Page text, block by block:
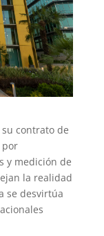
contrato de
por
y medición de
la realidad
se desvirtúa